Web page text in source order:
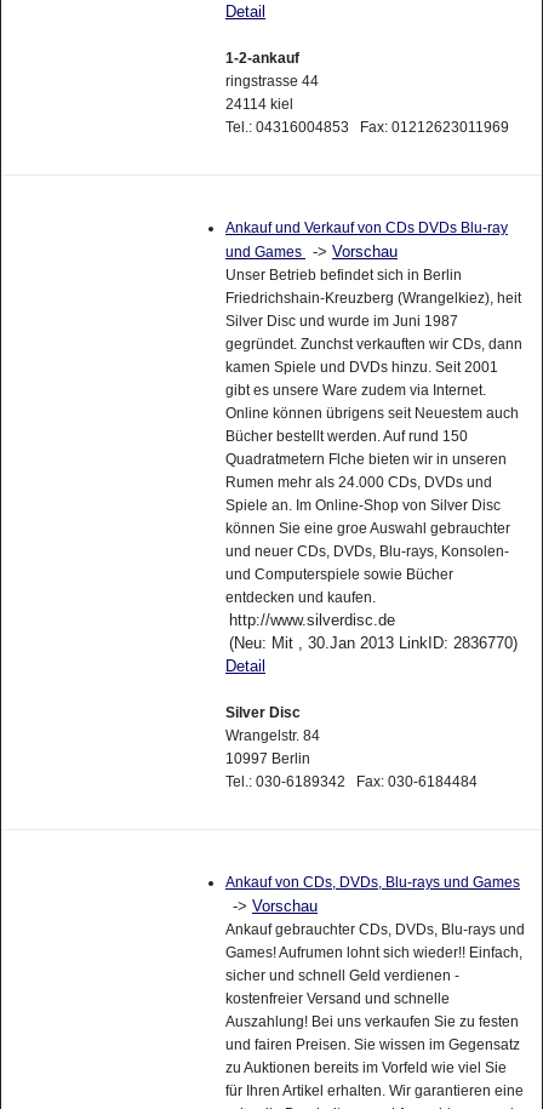
Detail
1-2-ankauf
ringstrasse 44
24114 kiel
Tel.: 04316004853 Fax: 01212623011969
Ankauf und Verkauf von CDs DVDs Blu-ray
und Games
-> Vorschau
Unser Betrieb befindet sich in Berlin
Friedrichshain-Kreuzberg (Wrangelkiez), heit
Silver Disc und wurde im Juni 1987
gegründet. Zunchst verkauften wir CDs, dann
kamen Spiele und DVDs hinzu. Seit 2001
gibt es unsere Ware zudem via Internet.
Online können übrigens seit Neuestem auch
Bücher bestellt werden. Auf rund 150
Quadratmetern Flche bieten wir in unseren
Rumen mehr als 24.000 CDs, DVDs und
Spiele an. Im Online-Shop von Silver Disc
können Sie eine groe Auswahl gebrauchter
und neuer CDs, DVDs, Blu-rays, Konsolen-
und Computerspiele sowie Bücher
entdecken und kaufen.
http://www.silverdisc.de
(Neu: Mit , 30.Jan 2013 LinkID: 2836770)
Detail
Silver Disc
Wrangelstr. 84
10997 Berlin
Tel.: 030-6189342 Fax: 030-6184484
Ankauf von CDs, DVDs, Blu-rays und Games
-> Vorschau
Ankauf gebrauchter CDs, DVDs, Blu-rays und
Games! Aufrumen lohnt sich wieder!! Einfach,
sicher und schnell Geld verdienen -
kostenfreier Versand und schnelle
Auszahlung! Bei uns verkaufen Sie zu festen
und fairen Preisen. Sie wissen im Gegensatz
zu Auktionen bereits im Vorfeld wie viel Sie
für Ihren Artikel erhalten. Wir garantieren eine